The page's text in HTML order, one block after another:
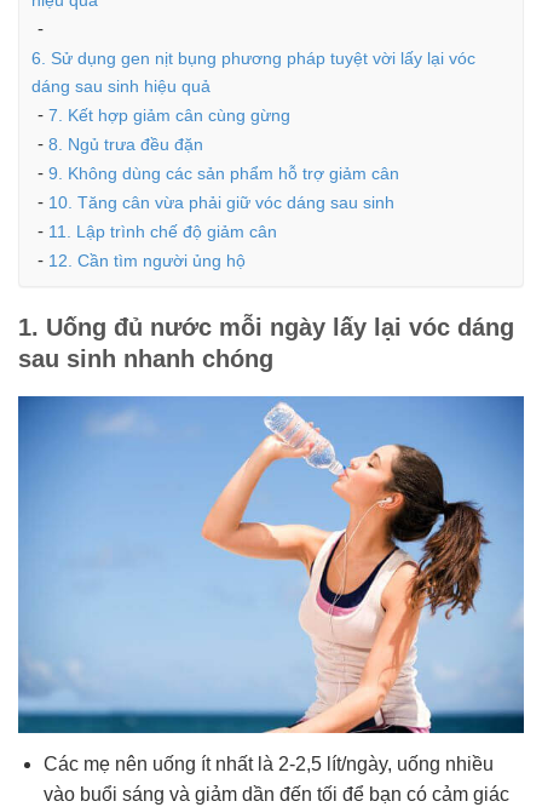
6. Sử dụng gen nịt bụng phương pháp tuyệt vời lấy lại vóc
dáng sau sinh hiệu quả
7. Kết hợp giảm cân cùng gừng
8. Ngủ trưa đều đặn
9. Không dùng các sản phẩm hỗ trợ giảm cân
10. Tăng cân vừa phải giữ vóc dáng sau sinh
11. Lập trình chế độ giảm cân
12. Cần tìm người ủng hộ
1. Uống đủ nước mỗi ngày lấy lại vóc dáng
sau sinh nhanh chóng
Các mẹ nên uống ít nhất là 2-2,5 lít/ngày, uống nhiều
vào buổi sáng và giảm dần đến tối để bạn có cảm giác